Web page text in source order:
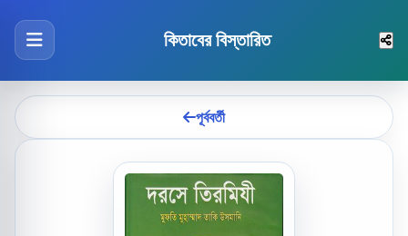
কিতাবের বিস্তারিত
পূর্ববর্তী